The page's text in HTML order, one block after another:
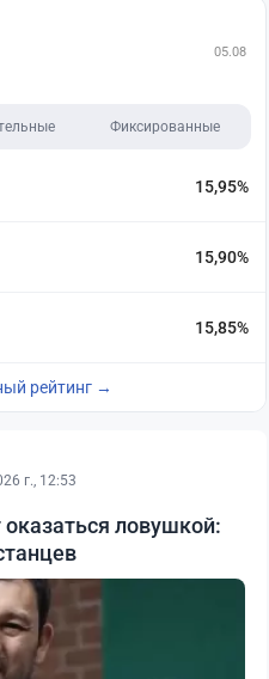
05.08
Фиксированные
15,95%
15,90%
15,85%
рейтинг →
г., 12:53
ловушкой: